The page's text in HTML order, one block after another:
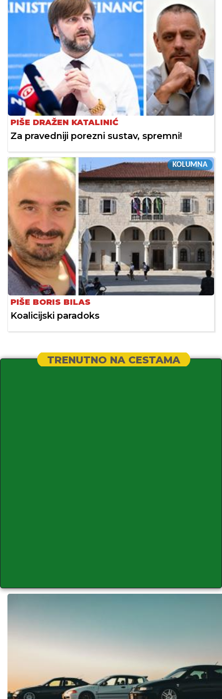
PIŠE DRAŽEN KATALINIĆ
Za pravedniji porezni sustav, spremni!
KOLUMNA
PIŠE BORIS BILAS
Koalicijski paradoks
TRENUTNO NA CESTAMA